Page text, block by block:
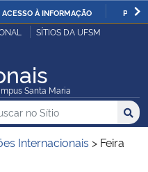
ACESSO À INFORMAÇÃO
SÍTIOS DA UFSM
Santa Maria
no no Sítio
Internacionais > Feira